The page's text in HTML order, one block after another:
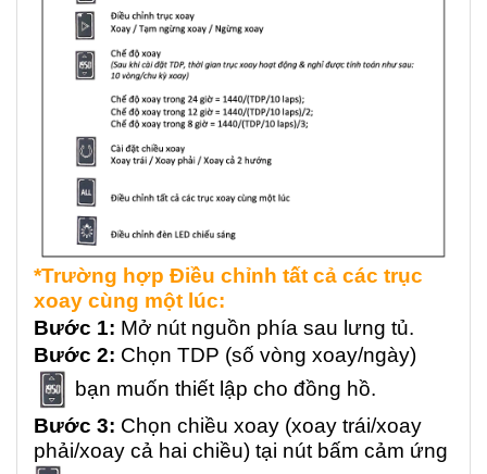
*Trường hợp Điều chỉnh tất cả các trục
xoay cùng một lúc:
Bước 1: Mở nút nguồn phía sau lưng tủ.
Bước 2: Chọn TDP (số vòng xoay/ngày)
bạn muốn thiết lập cho đồng hồ.
Bước 3: Chọn chiều xoay (xoay trái/xoay
phải/xoay cả hai chiều) tại nút bấm cảm ứng